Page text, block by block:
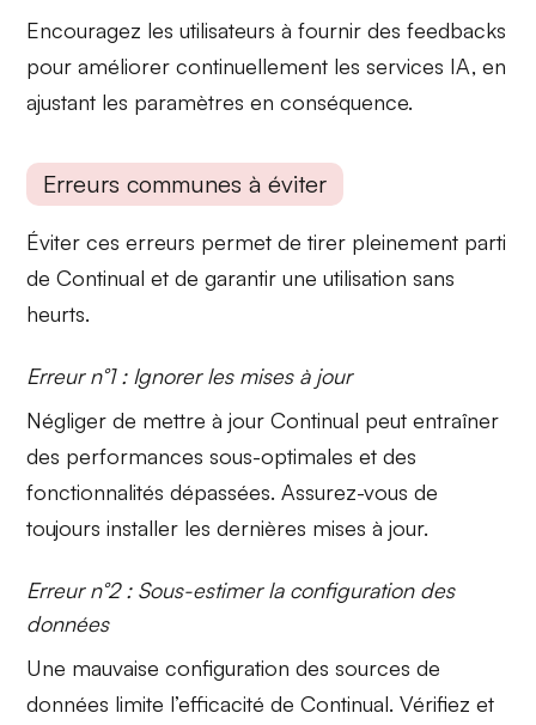
Encouragez les utilisateurs àfournir des feedbacks
pour améliorer continuellement les services IA, en
ajustant les paramètres en conséquence.
Erreurs communes à éviter
Éviter ces erreurs permet de tirer pleinement parti
de Continual et de garantir une utilisation sans
heurts.
Erreur n°1 : Ignorer les mises à jour
Négliger de mettre à jour Continual peut entraîner
des performances sous-optimales et des
fonctionnalités dépassées. Assurez-vous de
toujours installer les dernières mises à jour.
Erreur n°2 : Sous-estimer la configuration des
données
Une mauvaise configuration dessources de
données limite l’efficacité de Continual. Vérifiez et